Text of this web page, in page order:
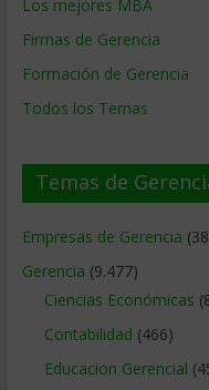
Los mejores MBA
Firmas de Gerencia
Formación de Gerencia
Todos los Temas
Temas de
Empresas de Gerencia
Gerencia (9.477)
Ciencias Económicas
Contabilidad (466)
Educacion Gerencial